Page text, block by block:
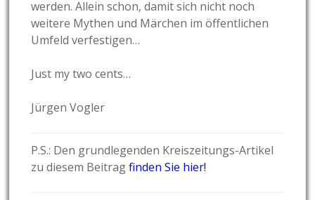
werden. Allein schon, damit sich nicht noch
weitere Mythen und Märchen im öffentlichen
Umfeld verfestigen…
Just my two cents…
Jürgen Vogler
P.S.: Den grundlegenden Kreiszeitungs-Artikel
zu diesem Beitragfinden Sie hier!